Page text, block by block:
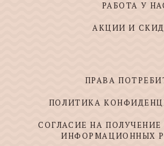
РАБОТА У
АКЦИИ И
ПРАВА
ПОЛИТИКА
СОГЛАСИЕ НА
ИНФОРМАЦИОННЫХ